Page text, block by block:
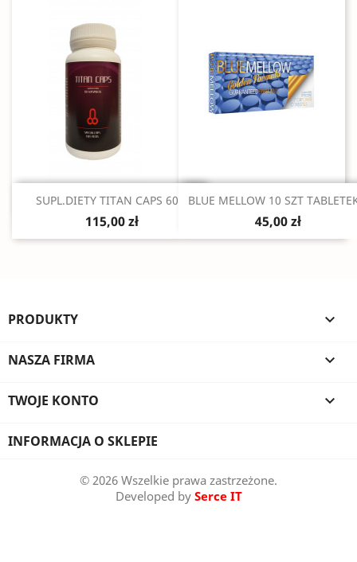
Szybki podgląd
SUPL.DIETY TITAN CAPS 60...
115,00 zł
Szybki podgląd
BLUE MELLOW 10 SZT
45,00 zł
PRODUKTY 
NASZA FIRMA 
TWOJE KONTO 
INFORMACJA O SKLEPIE
© 2026 Wszelkie prawa zastrzeżone.
Developed by Serce IT